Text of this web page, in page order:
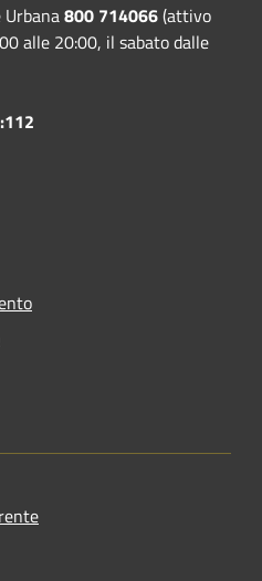
Urbana800 714066(attivo
alle 20:00, il sabato dalle